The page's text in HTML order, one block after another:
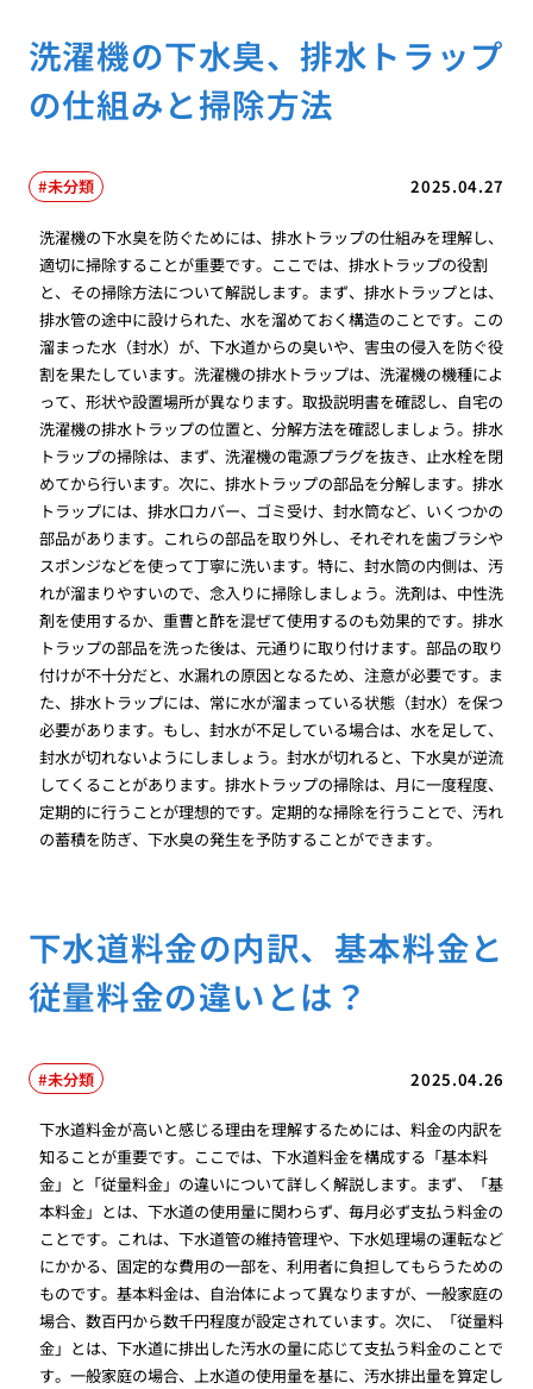
洗濯機の下水臭、排水トラップ
の仕組みと掃除方法
2025.04.27
未分類
洗濯機の下水臭を防ぐためには、排水トラップの仕組みを理解し、
適切に掃除することが重要です。ここでは、排水トラップの役割
と、その掃除方法について解説します。まず、排水トラップとは、
排水管の途中に設けられた、水を溜めておく構造のことです。この
溜まった水（封水）が、下水道からの臭いや、害虫の侵入を防ぐ役
割を果たしています。洗濯機の排水トラップは、洗濯機の機種によ
って、形状や設置場所が異なります。取扱説明書を確認し、自宅の
洗濯機の排水トラップの位置と、分解方法を確認しましょう。排水
トラップの掃除は、まず、洗濯機の電源プラグを抜き、止水栓を閉
めてから行います。次に、排水トラップの部品を分解します。排水
トラップには、排水口カバー、ゴミ受け、封水筒など、いくつかの
部品があります。これらの部品を取り外し、それぞれを歯ブラシや
スポンジなどを使って丁寧に洗います。特に、封水筒の内側は、汚
れが溜まりやすいので、念入りに掃除しましょう。洗剤は、中性洗
剤を使用するか、重曹と酢を混ぜて使用するのも効果的です。排水
トラップの部品を洗った後は、元通りに取り付けます。部品の取り
付けが不十分だと、水漏れの原因となるため、注意が必要です。ま
た、排水トラップには、常に水が溜まっている状態（封水）を保つ
必要があります。もし、封水が不足している場合は、水を足して、
封水が切れないようにしましょう。封水が切れると、下水臭が逆流
してくることがあります。排水トラップの掃除は、月に一度程度、
定期的に行うことが理想的です。定期的な掃除を行うことで、汚れ
の蓄積を防ぎ、下水臭の発生を予防することができます。
下水道料金の内訳、基本料金と
従量料金の違いとは？
2025.04.26
未分類
下水道料金が高いと感じる理由を理解するためには、料金の内訳を
知ることが重要です。ここでは、下水道料金を構成する「基本料
金」と「従量料金」の違いについて詳しく解説します。まず、「基
本料金」とは、下水道の使用量に関わらず、毎月必ず支払う料金の
ことです。これは、下水道管の維持管理や、下水処理場の運転など
にかかる、固定的な費用の一部を、利用者に負担してもらうための
ものです。基本料金は、自治体によって異なりますが、一般家庭の
場合、数百円から数千円程度が設定されています。次に、「従量料
金」とは、下水道に排出した汚水の量に応じて支払う料金のことで
す。一般家庭の場合、上水道の使用量を基に、汚水排出量を算定し